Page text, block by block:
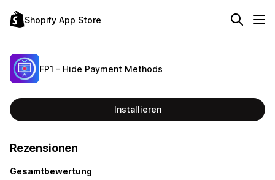
Shopify App Store
FP1 – Hide Payment Methods
Installieren
Rezensionen
Gesamtbewertung